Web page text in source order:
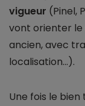
vigueur (Pinel,
vont orienter le
ancien, avec
localisation...).
Une fois le